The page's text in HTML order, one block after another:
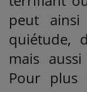
peut
quiétude,
mais
Pour plus